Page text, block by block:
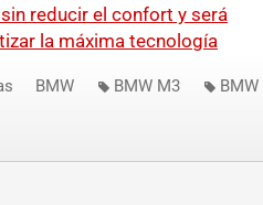
reducir el confort y será
la máxima tecnología
BMW BMW M3